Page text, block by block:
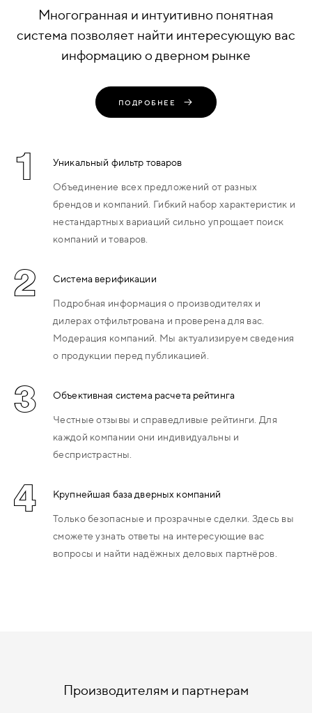
Многогранная и интуитивно понятная
система позволяет найти интересующую вас
информацию о дверном рынке
ПОДРОБНЕЕ
1 Уникальный фильтр товаров
Объединение всех предложений от разных
брендов и компаний. Гибкий набор характеристик и
нестандартных вариаций сильно упрощает поиск
компаний и товаров.
2 Система верификации
Подробная информация о производителях и
дилерах отфильтрована и проверена для вас.
Модерация компаний. Мы актуализируем сведения
о продукции перед публикацией.
3 Объективная система расчета рейтинга
Честные отзывы и справедливые рейтинги. Для
каждой компании они индивидуальны и
беспристрастны.
4 Крупнейшая база дверных компаний
Только безопасные и прозрачные сделки. Здесь вы
сможете узнать ответы на интересующие вас
вопросы и найти надёжных деловых партнёров.
Производителям и партнерам